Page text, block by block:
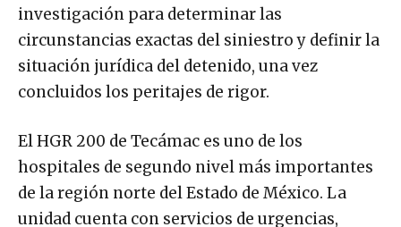
investigación para determinar las
circunstancias exactas del siniestro y definir la
situación jurídica del detenido, una vez
concluidos los peritajes de rigor.
El HGR 200 de Tecámac es uno de los
hospitales de segundo nivel más importantes
de la región norte del Estado de México. La
unidad cuenta con servicios de urgencias,